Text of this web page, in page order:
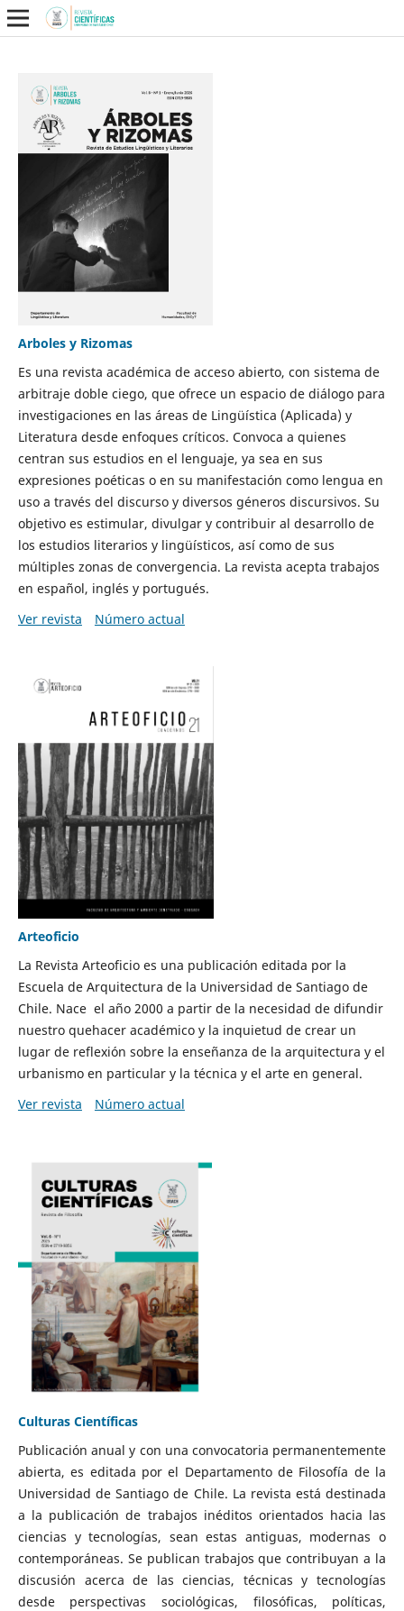
Arboles y Rizomas
Es una revista académica de acceso abierto, con sistema de
arbitraje doble ciego, que ofrece un espacio de diálogo para
investigaciones en las áreas de Lingüística (Aplicada) y
Literatura desde enfoques críticos. Convoca a quienes
centran sus estudios en el lenguaje, ya sea en sus
expresiones poéticas o en su manifestación como lengua en
uso a través del discurso y diversos géneros discursivos. Su
objetivo es estimular, divulgar y contribuir al desarrollo de
los estudios literarios y lingüísticos, así como de sus
múltiples zonas de convergencia. La revista acepta trabajos
en español, inglés y portugués.
Ver revista
Número actual
Arteoficio
La Revista Arteoficio es una publicación editada por la
Escuela de Arquitectura de la Universidad de Santiago de
Chile. Nace el año 2000 a partir de la necesidad de difundir
nuestro quehacer académico y la inquietud de crear un
lugar de reflexión sobre la enseñanza de la arquitectura y el
urbanismo en particular y la técnica y el arte en general.
Ver revista
Número actual
Culturas Científicas
Publicación anual y con una convocatoria permanentemente
abierta, es editada por el Departamento de Filosofía de la
Universidad de Santiago de Chile. La revista está destinada
a la publicación de trabajos inéditos orientados hacia las
ciencias y tecnologías, sean estas antiguas, modernas o
contemporáneas. Se publican trabajos que contribuyan a la
discusión acerca de las ciencias, técnicas y tecnologías
desde perspectivas sociológicas, filosóficas, políticas,